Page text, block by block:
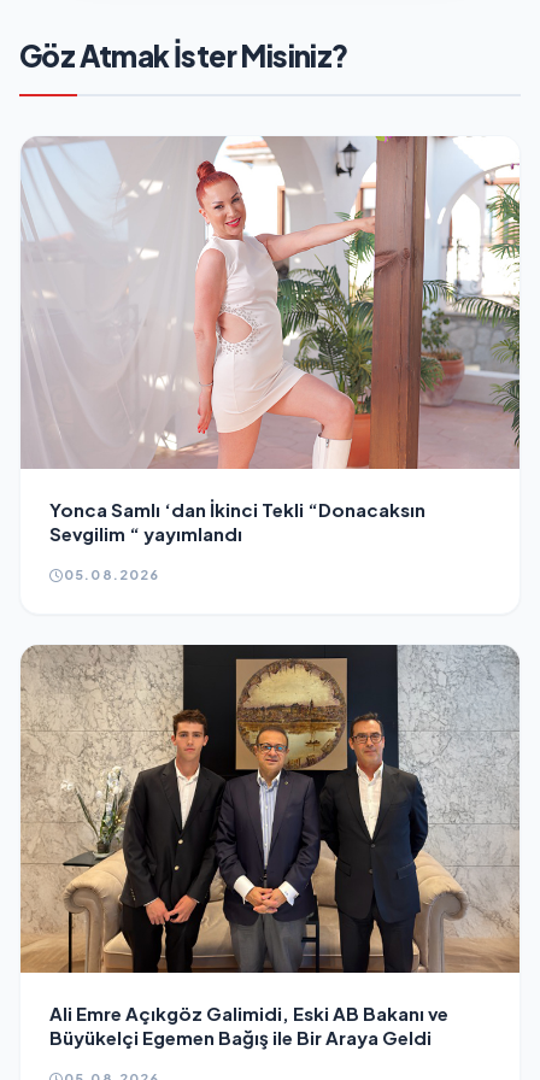
Göz Atmak İster Misiniz?
Yonca Samlı ‘dan İkinci Tekli “Donacaksın
Sevgilim “ yayımlandı
05.08.2026
Ali Emre Açıkgöz Galimidi, Eski AB Bakanı ve
Büyükelçi Egemen Bağış ile Bir Araya Geldi